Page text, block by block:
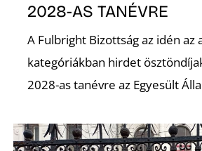
2028-AS TANÉVRE
A Fulbright Bizottság az idén az
kategóriákban hirdet
2028-as tanévre az Egyesült